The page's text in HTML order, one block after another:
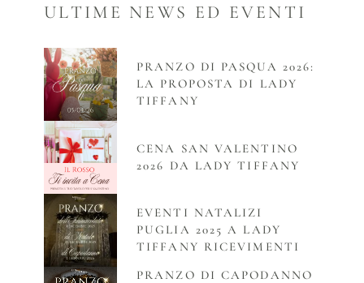
ULTIME NEWS ED EVENTI
PRANZO DI PASQUA 2026:
LA PROPOSTA DI LADY
TIFFANY
CENA SAN VALENTINO
2026 DA LADY TIFFANY
EVENTI NATALIZI
PUGLIA 2025 A LADY
TIFFANY RICEVIMENTI
PRANZO DI CAPODANNO